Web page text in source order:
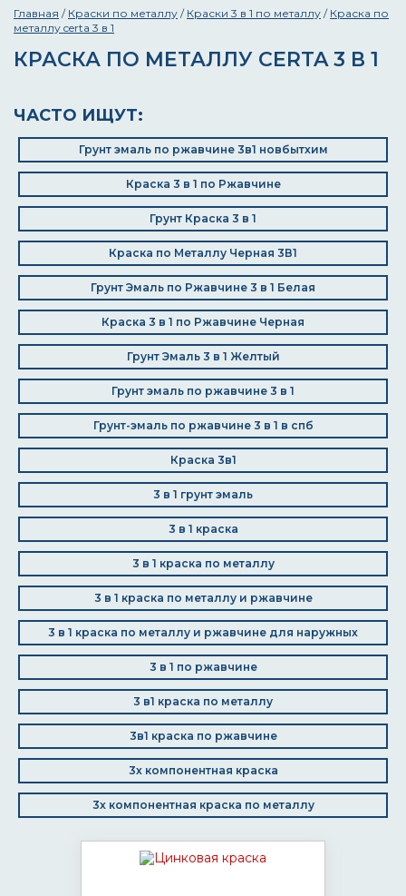
Главная / Краски по металлу / Краски 3 в 1 по металлу / Краска по
металлу certa 3 в 1
КРАСКА ПО МЕТАЛЛУ CERTA 3 В 1
ЧАСТО ИЩУТ:
Грунт эмаль по ржавчине 3в1 новбытхим
Краска 3 в 1 по Ржавчине
Грунт Краска 3 в 1
Краска по Металлу Черная 3В1
Грунт Эмаль по Ржавчине 3 в 1 Белая
Краска 3 в 1 по Ржавчине Черная
Грунт Эмаль 3 в 1 Желтый
Грунт эмаль по ржавчине 3 в 1
Грунт-эмаль по ржавчине 3 в 1 в спб
Краска 3в1
3 в 1 грунт эмаль
3 в 1 краска
3 в 1 краска по металлу
3 в 1 краска по металлу и ржавчине
3 в 1 краска по металлу и ржавчине для наружных
3 в 1 по ржавчине
3 в1 краска по металлу
3в1 краска по ржавчине
3х компонентная краска
3х компонентная краска по металлу